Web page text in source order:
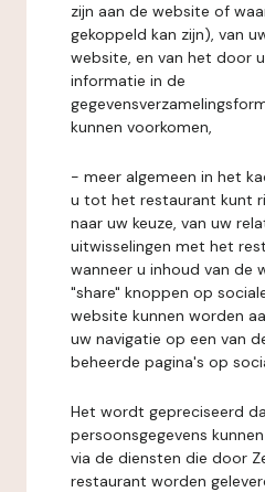
zijn aan de website of
gekoppeld kan zijn), van
website, en van het door
informatie in de
kunnen voorkomen,
- meer algemeen in het
u tot het restaurant kunt
naar uw keuze, van uw
uitwisselingen met het
wanneer u inhoud van de
"share" knoppen op
website kunnen worden
uw navigatie op een van
beheerde pagina's op
Het wordt gepreciseerd
persoonsgegevens
via de diensten die door
restaurant worden